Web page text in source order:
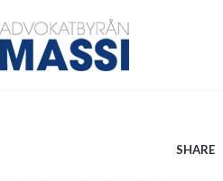
SHARE